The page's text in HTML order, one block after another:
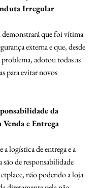
Irregular
que foi vítima
externa e que, desde
adotou todas as
para evitar novos
e Entrega
a logística de entrega e a
são de responsabilidade
não podendo a loja